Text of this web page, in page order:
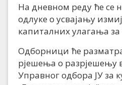
На дневном реду ће се
одлуке о усвајању
капиталних улагања за
Одборници ће
рјешења о разрјешењу
Управног одбора ЈУ за